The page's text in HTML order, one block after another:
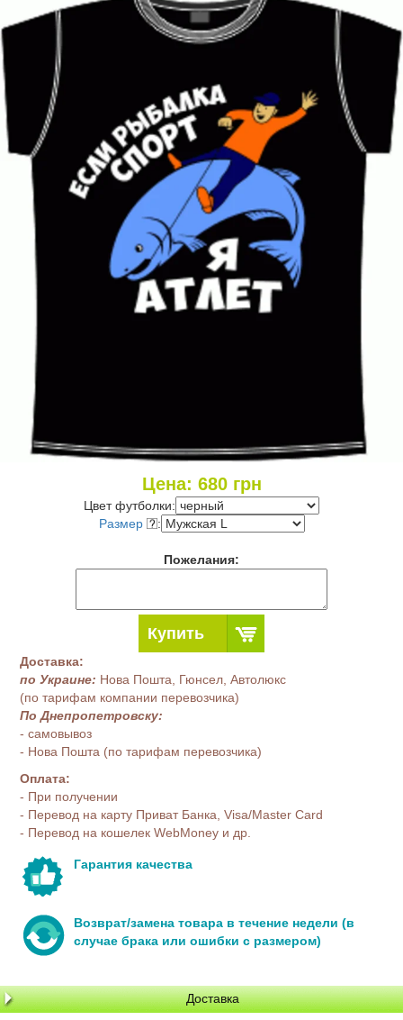
Цена: 680грн
Цвет футболки:
Размер
:
Пожелания:
Купить
Доставка:
по Украине: Нова Пошта, Гюнсел, Автолюкс
(по тарифам компании перевозчика)
По Днепропетровску:
- самовывоз
- Нова Пошта (по тарифам перевозчика)
Оплата:
- При получении
- Перевод на карту Приват Банка, Visa/Master Card
- Перевод на кошелек WebMoney и др.
Гарантия качества
Возврат/замена товара в течение недели (в
случае брака или ошибки с размером)
Доставка